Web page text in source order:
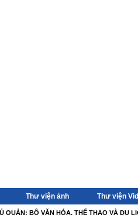
Thư viện ảnh Thư viện
QUẢN: BỘ VĂN HÓA, THỂ THAO VÀ DU